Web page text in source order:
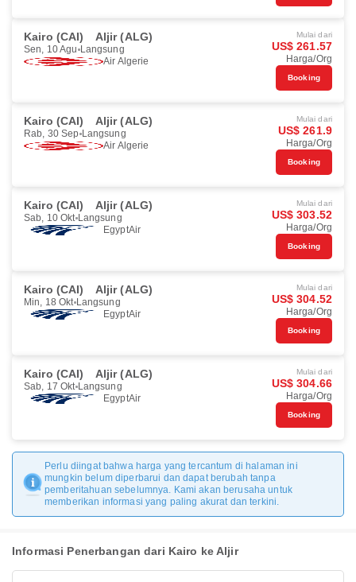
Kairo (CAI) Aljir (ALG)
Sen, 10 Agu Langsung
Air Algerie
Mulai dari
US$ 261.57
Harga/Org
Booking
Kairo (CAI) Aljir (ALG)
Rab, 30 Sep Langsung
Air Algerie
Mulai dari
US$ 261.9
Harga/Org
Booking
Kairo (CAI) Aljir (ALG)
Sab, 10 Okt Langsung
EgyptAir
Mulai dari
US$ 303.52
Harga/Org
Booking
Kairo (CAI) Aljir (ALG)
Min, 18 Okt Langsung
EgyptAir
Mulai dari
US$ 304.52
Harga/Org
Booking
Kairo (CAI) Aljir (ALG)
Sab, 17 Okt Langsung
EgyptAir
Mulai dari
US$ 304.66
Harga/Org
Booking
Perlu diingat bahwa harga yang tercantum di halaman ini
mungkin belum diperbarui dan dapat berubah tanpa
pemberitahuan sebelumnya. Kami akan berusaha untuk
memberikan informasi yang paling akurat dan terkini.
Informasi Penerbangan dari Kairo ke Aljir